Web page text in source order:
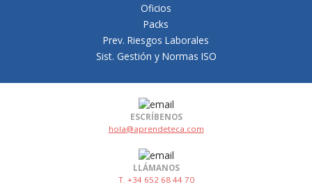
Oficios
Packs
Prev. Riesgos Laborales
Sist. Gestión y Normas ISO
ESCRÍBENOS
hola@aprendeteca.com
LLÁMANOS
T. +34 652 68 44 70